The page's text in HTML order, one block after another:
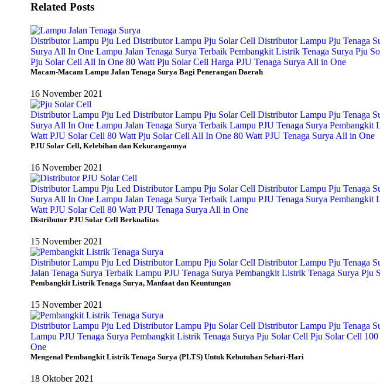
Related Posts
Distributor Lampu Pju Led Distributor Lampu Pju Solar Cell Distributor Lampu Pju Tenaga
Surya All In One Lampu Jalan Tenaga Surya Terbaik Pembangkit Listrik Tenaga Surya Pju
Pju Solar Cell All In One 80 Watt Pju Solar Cell Harga PJU Tenaga Surya All in One
Macam-Macam Lampu Jalan Tenaga Surya Bagi Penerangan Daerah
16 November 2021
Distributor Lampu Pju Led Distributor Lampu Pju Solar Cell Distributor Lampu Pju Tenaga
Surya All In One Lampu Jalan Tenaga Surya Terbaik Lampu PJU Tenaga Surya Pembangkit
Watt PJU Solar Cell 80 Watt Pju Solar Cell All In One 80 Watt PJU Tenaga Surya All in One
PJU Solar Cell, Kelebihan dan Kekurangannya
16 November 2021
Distributor Lampu Pju Led Distributor Lampu Pju Solar Cell Distributor Lampu Pju Tenaga
Surya All In One Lampu Jalan Tenaga Surya Terbaik Lampu PJU Tenaga Surya Pembangkit
Watt PJU Solar Cell 80 Watt PJU Tenaga Surya All in One
Distributor PJU Solar Cell Berkualitas
15 November 2021
Distributor Lampu Pju Led Distributor Lampu Pju Solar Cell Distributor Lampu Pju Tenaga
Jalan Tenaga Surya Terbaik Lampu PJU Tenaga Surya Pembangkit Listrik Tenaga Surya Pju
Pembangkit Listrik Tenaga Surya, Manfaat dan Keuntungan
15 November 2021
Distributor Lampu Pju Led Distributor Lampu Pju Solar Cell Distributor Lampu Pju Tenaga
Lampu PJU Tenaga Surya Pembangkit Listrik Tenaga Surya Pju Solar Cell Pju Solar Cell 100
One
Mengenal Pembangkit Listrik Tenaga Surya (PLTS) Untuk Kebutuhan Sehari-Hari
18 Oktober 2021